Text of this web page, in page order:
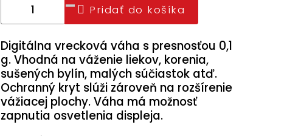
Pridať do košíka
Digitálna vrecková váha s presnosťou 0,1
g. Vhodná na váženie liekov, korenia,
sušených bylín, malých súčiastok atď.
Ochranný kryt slúži zároveň na rozšírenie
vážiacej plochy. Váha má možnosť
zapnutia osvetlenia displeja.